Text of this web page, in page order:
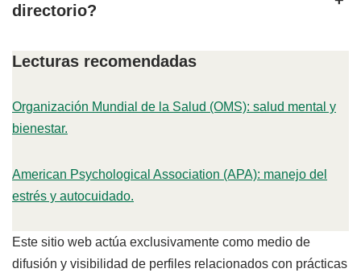
directorio?
Lecturas recomendadas
Organización Mundial de la Salud (OMS): salud mental y
bienestar.
American Psychological Association (APA): manejo del
estrés y autocuidado.
Este sitio web actúa exclusivamente como medio de
difusión y visibilidad de perfiles relacionados con prácticas